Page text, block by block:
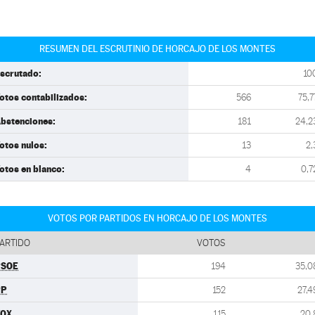
RESUMEN DEL ESCRUTINIO DE HORCAJO DE LOS MONTES
contabilizados: 566
181
nulos: 13
en blanco: 4
VOTOS POR PARTIDOS EN HORCAJO DE LOS MONTES
VOTOS
194
152